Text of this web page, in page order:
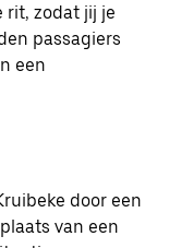
rit, zodat jij je
passagiers
een
door een
van een